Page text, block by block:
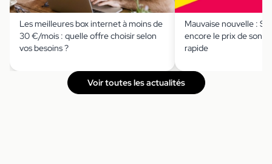
Les meilleures box internet à moins de
30 €/mois : quelle offre choisir selon
vos besoins ?
Mauvaise nouvelle :
encore le prix de son
rapide
Voir toutes les actualités